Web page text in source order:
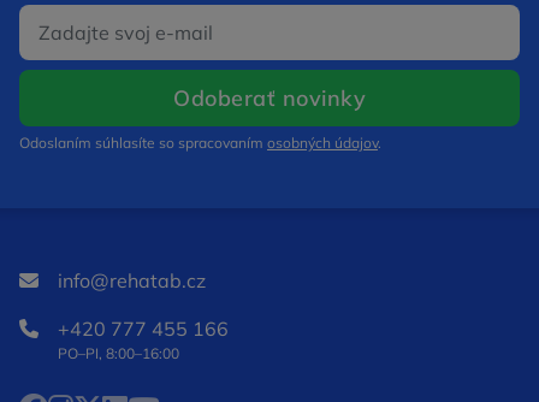
E‑mail
Odoberať novinkyOtvorí sa v
Odoslaním súhlasíte so spracovaním osobných údajov.
info@rehatab.cz
+420 777 455 166
PO–PI, 8:00–16:00